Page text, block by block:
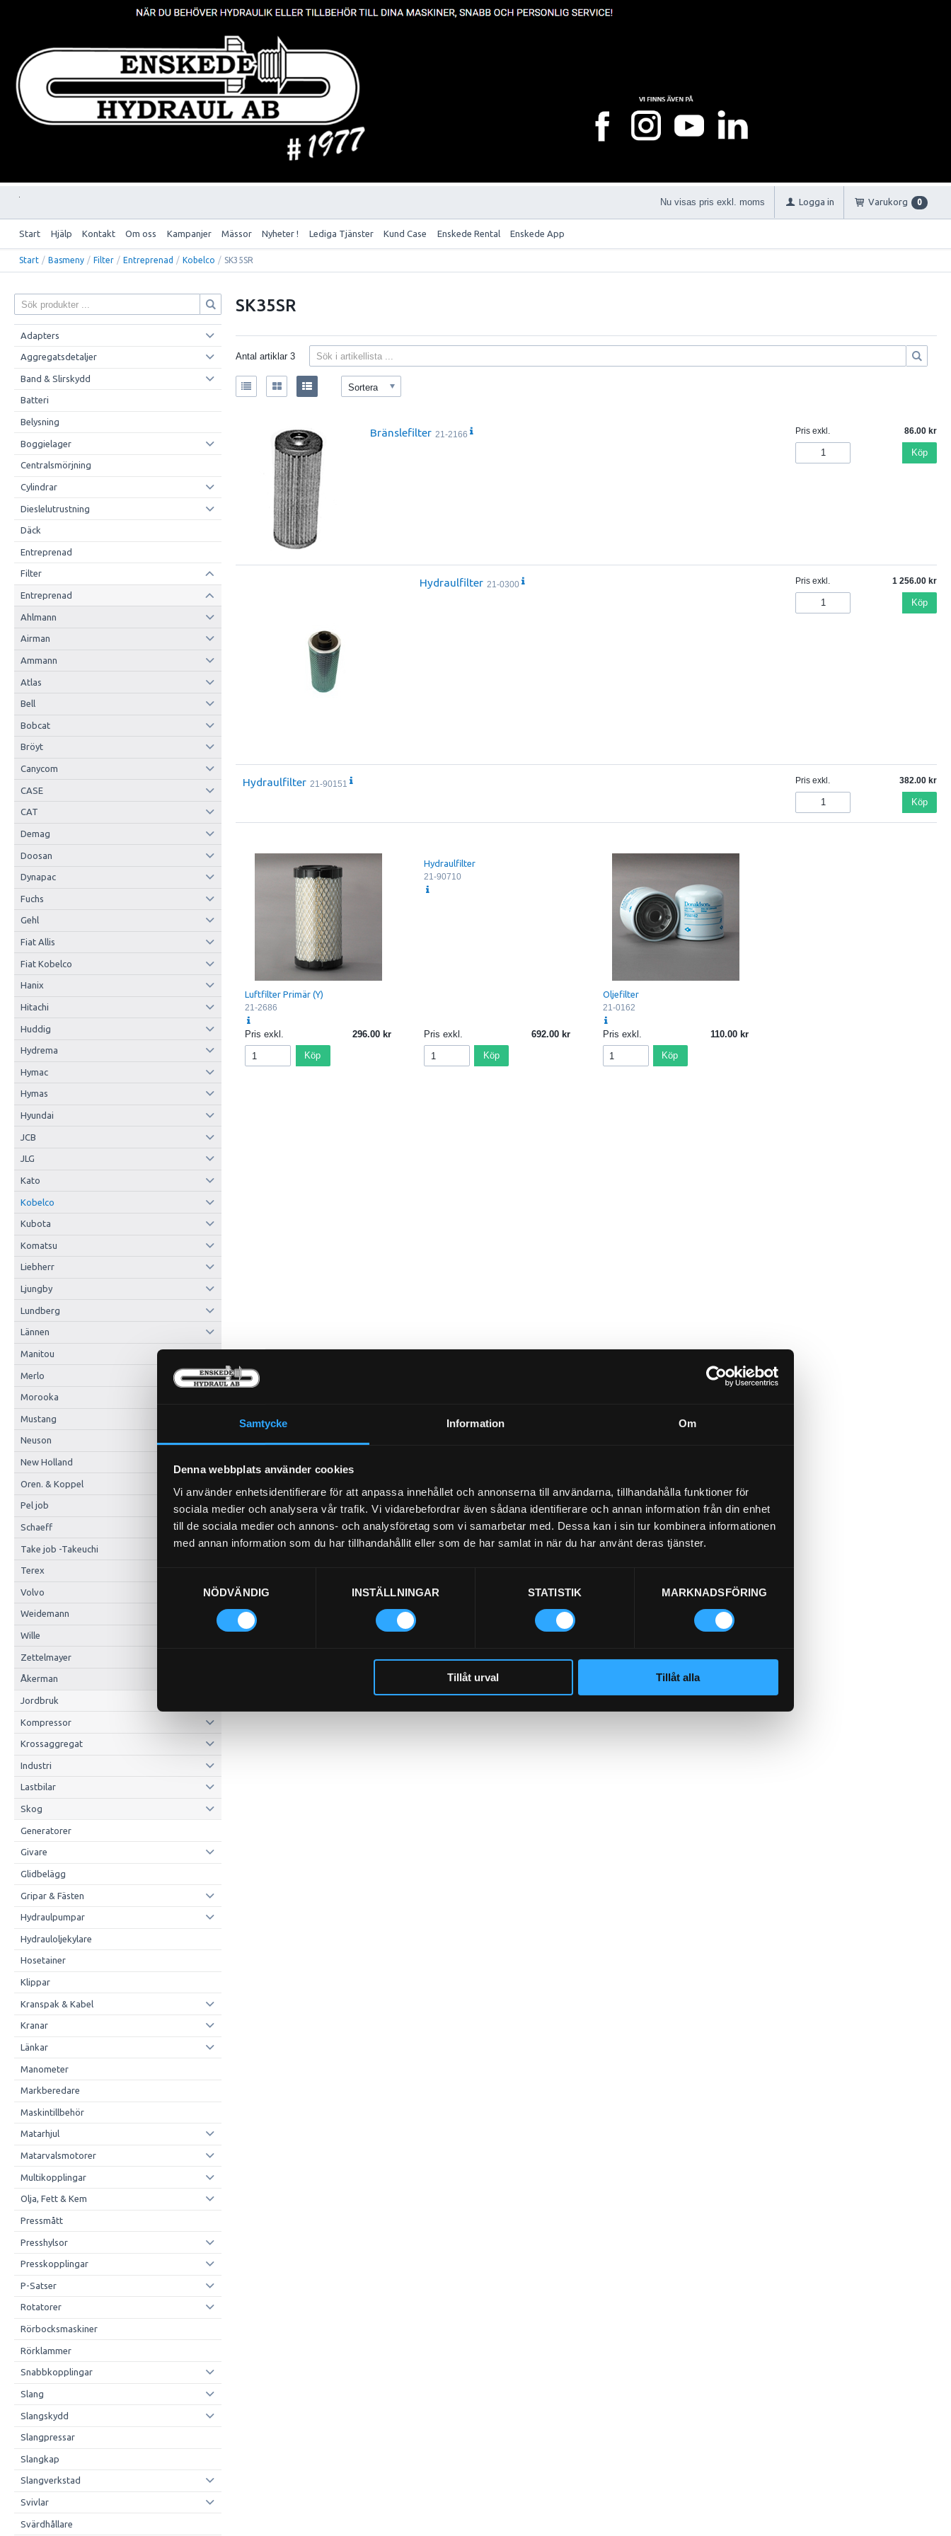
Samtycke Information Om
Denna webbplats använder cookies
Vi använder enhetsidentifierare för att anpassa innehållet och annonserna till användarna, tillhandahålla funktioner för
sociala medier och analysera vår trafik. Vi vidarebefordrar även sådana identifierare och annan information från din enhet
till de sociala medier och annons- och analysföretag som vi samarbetar med. Dessa kan i sin tur kombinera informationen
med annan information som du har tillhandahållit eller som de har samlat in när du har använt deras tjänster.
NÖDVÄNDIG
INSTÄLLNINGAR STATISTIK MARKNADSFÖRING
Tillåt urval Tillåt alla
Nu visas pris exkl. moms Logga in Varukorg 0
Start Hjälp Kontakt Om oss Kampanjer Mässor Nyheter ! Lediga Tjänster Kund Case Enskede Rental Enskede App
Start / Basmeny / Filter / Entreprenad / Kobelco / SK35SR
Adapters
Aggregatsdetaljer
Band & Slirskydd
Batteri
Belysning
Boggielager
Centralsmörjning
Cylindrar
Dieslelutrustning
Däck
Entreprenad
Filter
Entreprenad
Ahlmann
Airman
Ammann
Atlas
Bell
Bobcat
Bröyt
Canycom
CASE
CAT
Demag
Doosan
Dynapac
Fuchs
Gehl
Fiat Allis
Fiat Kobelco
Hanix
Hitachi
Huddig
Hydrema
Hymac
Hymas
Hyundai
JCB
JLG
Kato
Kobelco
Kubota
Komatsu
Liebherr
Ljungby
Lundberg
Lännen
Manitou
Merlo
Morooka
Mustang
Neuson
New Holland
Oren. & Koppel
Pel job
Schaeff
Take job -Takeuchi
Terex
Volvo
Weidemann
Wille
Zettelmayer
Åkerman
Jordbruk
Kompressor
Krossaggregat
Industri
Lastbilar
Skog
Generatorer
Givare
Glidbelägg
Gripar & Fästen
Hydraulpumpar
Hydrauloljekylare
Hosetainer
Klippar
Kranspak & Kabel
Kranar
Länkar
Manometer
Markberedare
Maskintillbehör
Matarhjul
Matarvalsmotorer
Multikopplingar
Olja, Fett & Kem
Pressmått
Presshylsor
Presskopplingar
P-Satser
Rotatorer
Rörbocksmaskiner
Rörklammer
Snabbkopplingar
Slang
Slangskydd
Slangpressar
Slangkap
Slangverkstad
Svivlar
Svärdhållare
SK35SR
Antal artiklar3
Sortera
Bränslefilter 21-2166 Pris exkl. 86.00
Köp
Hydraulfilter 21-0300 Pris exkl. 1 256.00
Köp
Hydraulfilter 21-90151 Pris exkl. 382.00
Köp
Luftfilter Primär (Y)
21-2686
Pris exkl. 296.00
Köp
Hydraulfilter
21-90710
Pris exkl. 692.00
Köp
Oljefilter
21-0162
Pris exkl. 110.00
Köp